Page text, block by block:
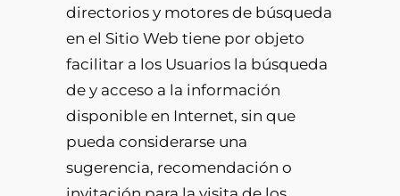
directorios y motores de búsqueda
en el Sitio Web tiene por objeto
facilitar a los Usuarios la búsqueda
de y acceso a la información
disponible en Internet, sin que
pueda considerarse una
sugerencia, recomendación o